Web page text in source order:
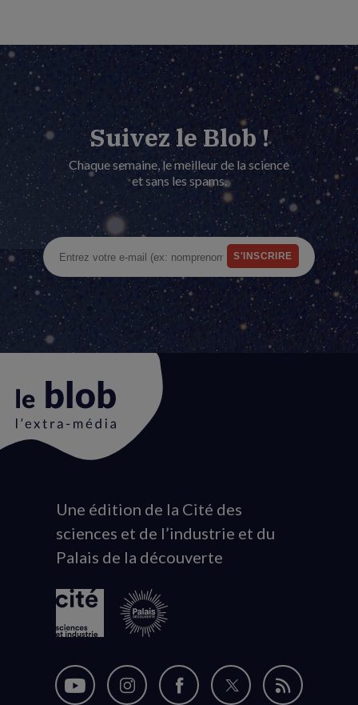
Suivez le Blob !
Chaque semaine, le meilleur de la science
et sans les spams.
Animation
du
logo
Une édition de la Cité des
sciences et de l’industrie et du
Palais de la découverte
Nous
Nous
Nous
Nous
Flux